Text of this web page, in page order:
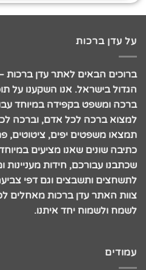
על עדן ברכות
ברוכים הבאים לאתר עדן
הגדול בישראל. אנו השקענו על
ברכה ומשפט בקפידה במיוחד
למצוא ברכה לכל אדם, וברכה
תמצאו משפטים יפים, ציטוטים,
כתיבה שונים שאנו מציעים
שכתבנו עבורכם, חידות
לתשחצים ותשבצים וגם דפי
צוות האתר עדן ברכות מאחלים
לשמח ולשמוח יחד איתנו.
עמודים